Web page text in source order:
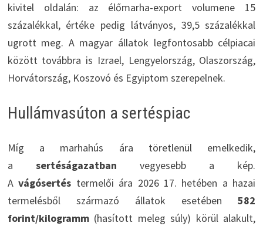
kivitel oldalán: az élőmarha-export volumene 15
százalékkal, értéke pedig látványos, 39,5 százalékkal
ugrott meg. A magyar állatok legfontosabb célpiacai
között továbbra is Izrael, Lengyelország, Olaszország,
Horvátország, Koszovó és Egyiptom szerepelnek.
Hullámvasúton a sertéspiac
Míg a marhahús ára töretlenül emelkedik,
a sertéságazatbanvegyesebb a kép.
Avágósertés termelői ára 2026 17. hetében a hazai
termelésből származó állatok esetében582
forint/kilogramm(hasított meleg súly) körül alakult,